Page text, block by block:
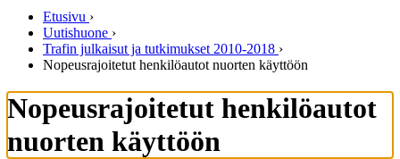
Etusivu ›
Uutishuone ›
Trafin julkaisut ja tutkimukset 2010-2018 ›
Nopeusrajoitetut henkilöautot nuorten käyttöön
Nopeusrajoitetut henkilöautot
nuorten käyttöön